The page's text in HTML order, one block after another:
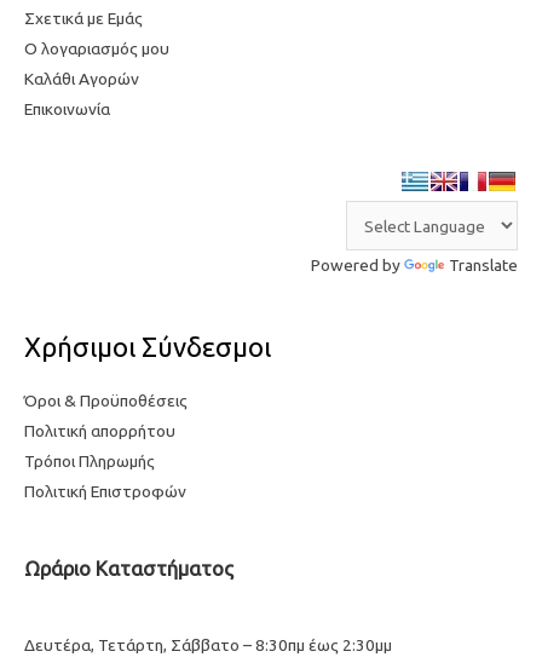
Σχετικά με Εμάς
Ο λογαριασμός μου
Καλάθι Αγορών
Επικοινωνία
Powered by Translate
Χρήσιμοι Σύνδεσμοι
Όροι & Προϋποθέσεις
Πολιτική απορρήτου
Τρόποι Πληρωμής
Πολιτική Επιστροφών
Ωράριο Καταστήματος
Δευτέρα, Τετάρτη, Σάββατο – 8:30πμ έως 2:30μμ